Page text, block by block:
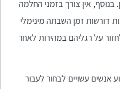
בנוסף, אין צורך בזמני החלמה
דורשות זמן השבתה מינימלי
על רגליהם במהירות לאחר
אנשים עשויים לבחור לעבור